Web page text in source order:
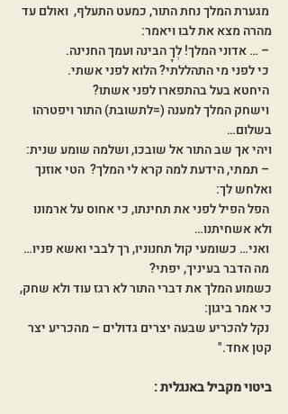
מגערת המלך נחת התור, כמעט התעלף,  ואולם עד
מהרה מצא את לבו ויאמר:
וישחק המלך למענה (=לתשובת) התור ויפטרהו
בשלום…
ויהי אך שב התור אל שובכו, ושלמה שומע שנית:
– תמתי, הידעת למה קרא לי המלך?  הטי אוזנך
ואלחש לך:
הפל הפיל לפני את תחינתו, כי אחוס על ארמונו
ולא אשחיתנו…
כשמוע המלך את דברי התור לא רגז עוד ולא שחק,
כי אמר ביגון:
נקל להכריע שבעה יצרים גדולים – מהכריע יצר
קטן אחד."
ביטוי מקביל באנגלית :